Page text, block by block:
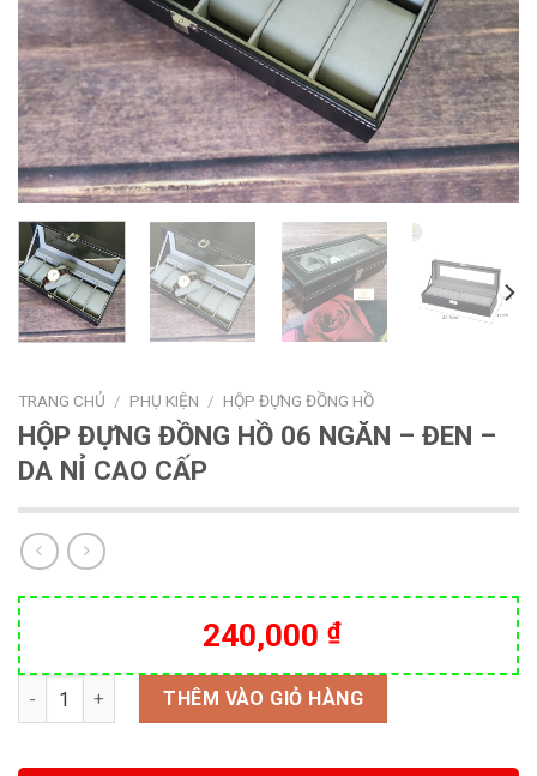
TRANG CHỦ / PHỤ KIỆN / HỘP ĐỰNG ĐỒNG HỒ
HỘP ĐỰNG ĐỒNG HỒ 06 NGĂN – ĐEN –
DA NỈ CAO CẤP
240,000 ₫
Số lượng THÊM VÀO GIỎ HÀNG